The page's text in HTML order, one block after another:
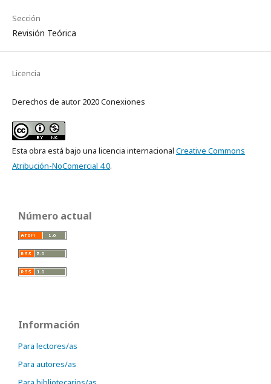
Sección
Revisión Teórica
Licencia
Derechos de autor 2020 Conexiones
Esta obra está bajo una licencia internacional Creative Commons
Atribución-NoComercial 4.0.
Número actual
Información
Para lectores/as
Para autores/as